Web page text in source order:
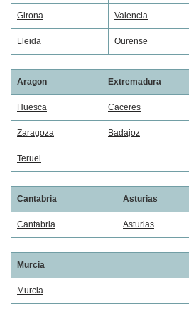
Girona Valencia
Lleida Ourense
Aragon Extremadura
Huesca Caceres
Zaragoza Badajoz
Teruel
Cantabria Asturias
Cantabria Asturias
Murcia
Murcia